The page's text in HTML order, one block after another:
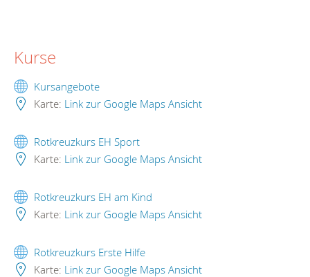
Kurse
Kursangebote
Karte: Link zur Google Maps Ansicht
Rotkreuzkurs EH Sport
Karte: Link zur Google Maps Ansicht
Rotkreuzkurs EH am Kind
Karte: Link zur Google Maps Ansicht
Rotkreuzkurs Erste Hilfe
Karte: Link zur Google Maps Ansicht